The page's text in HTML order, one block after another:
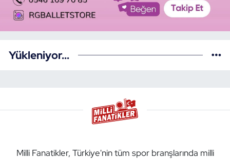
Yükleniyor...
Milli Fanatikler, Türkiye'nin tüm spor branşlarında milli